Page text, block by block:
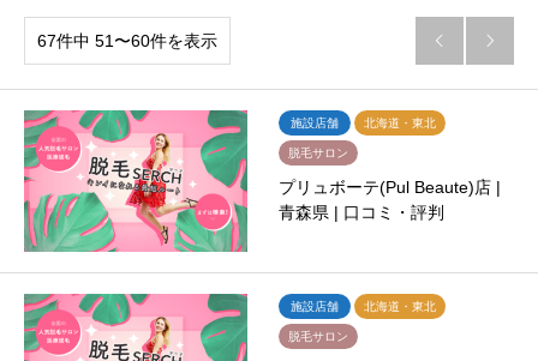
67件中 51〜60件を表示  
施設店舗 北海道・東北
脱毛サロン
プリュボーテ(Pul Beaute)店 |
青森県 | 口コミ・評判
施設店舗 北海道・東北
脱毛サロン